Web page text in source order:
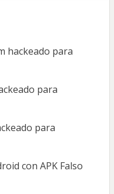
hackeado para
para
para
con APK Falso